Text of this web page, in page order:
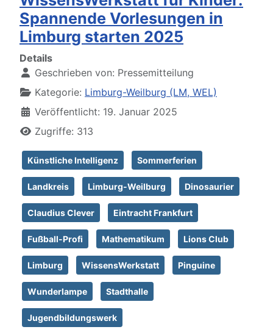
Spannende Vorlesungen in
Limburg starten 2025
Details
Geschrieben von: Pressemitteilung
Kategorie: Limburg-Weilburg (LM, WEL)
Veröffentlicht: 19. Januar 2025
Zugriffe: 313
Künstliche Intelligenz Sommerferien
Landkreis Limburg-Weilburg Dinosaurier
Claudius Clever Eintracht Frankfurt
Fußball-Profi Mathematikum Lions Club
Limburg WissensWerkstatt Pinguine
Wunderlampe Stadthalle
Jugendbildungswerk